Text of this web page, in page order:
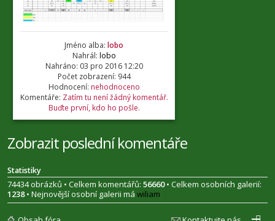
Jméno alba: lobo
Nahrál: lobo
Nahráno: 03 pro 2016 12:20
Počet zobrazení: 944
Hodnocení: nehodnoceno
Komentáře: Zatím tu není žádný komentář.
Buďte první, kdo ho pošle.
Zobrazit poslední komentáře
Statistiky
74434 obrázků • Celkem komentářů: 56660• Celkem osobních galerií:
1238• Nejnovější osobní galerii má wiliam